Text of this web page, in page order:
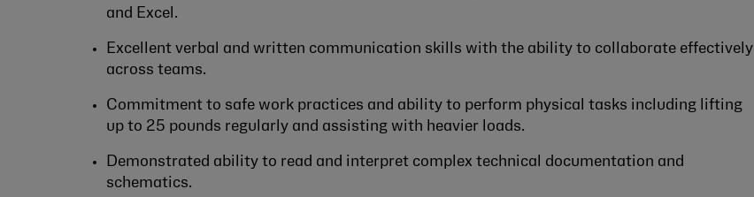
and Excel.
Excellent verbal and written communication skills with the ability to collaborate effectively
across teams.
Commitment to safe work practices and ability to perform physical tasks including lifting
up to 25 pounds regularly and assisting with heavier loads.
Demonstrated ability to read and interpret complex technical documentation and
schematics.